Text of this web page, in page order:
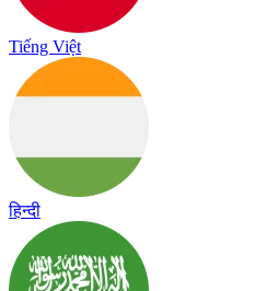
Tiếng Việt
हिन्दी